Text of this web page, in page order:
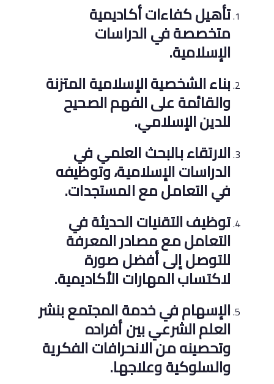
تأهيل كفاءات أكاديمية
متخصصة في الدراسات
الإسلامية.
بناء الشخصية الإسلامية المتزنة
والقائمة على الفهم الصحيح
للدين الإسلامي.
الارتقاء بالبحث العلمي في
الدراسات الإسلامية، وتوظيفه
في التعامل مع المستجدات.
توظيف التقنيات الحديثة في
التعامل مع مصادر المعرفة
للتوصل إلى أفضل صورة
لاكتساب المهارات الأكاديمية.
الإسهام في خدمة المجتمع بنشر
العلم الشرعي بين أفراده
وتحصينه من الانحرافات الفكرية
والسلوكية وعلاجها.